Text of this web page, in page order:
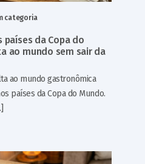
categoria
países da Copa do
ao mundo sem sair da
ao mundo gastronômica
países da Copa do Mundo.